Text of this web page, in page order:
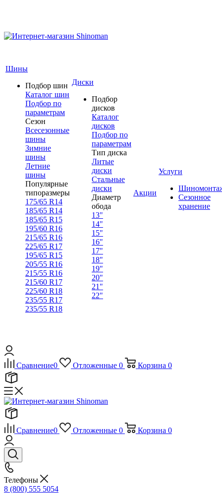
Шины
Подбор шин
Каталог шин
Подбор по
параметрам
Сезон
Всесезонные
шины
Зимние
шины
Летние
шины
Популярные
типоразмеры
175/65 R14
185/65 R14
185/65 R15
195/60 R16
215/65 R16
225/65 R17
195/65 R15
205/55 R16
215/55 R16
215/60 R17
225/60 R18
235/55 R17
235/55 R18
Диски
Подбор
дисков
Каталог
дисков
Подбор по
параметрам
Тип диска
Литые
диски
Стальные
диски
Диаметр
обода
13"
14"
15"
16"
17"
18"
19"
20"
21"
22"
Акции
Услуги
Сезонное
хранение
Сравнение0 Отложенные 0 Корзина 0
Сравнение0 Отложенные 0 Корзина 0
Телефоны
8 (800) 555 5054